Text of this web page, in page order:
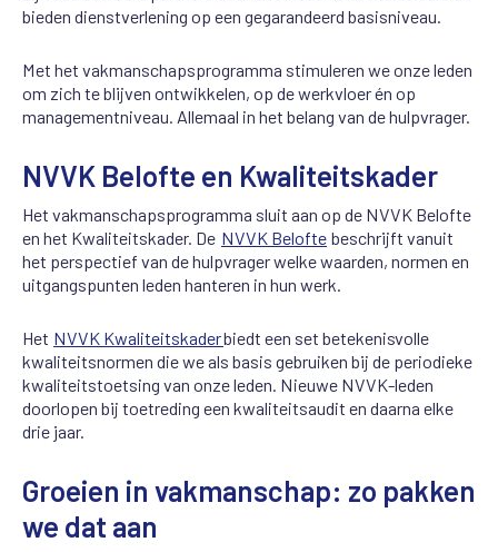
bieden dienstverlening op een gegarandeerd basisniveau.
Met het vakmanschapsprogramma stimuleren we onze leden
om zich te blijven ontwikkelen, op de werkvloer én op
managementniveau. Allemaal in het belang van de hulpvrager.
NVVK Belofte en Kwaliteitskader
Het vakmanschapsprogramma sluit aan op de NVVK Belofte
en het Kwaliteitskader. De NVVK Belofte beschrijft vanuit
het perspectief van de hulpvrager welke waarden, normen en
uitgangspunten leden hanteren in hun werk.
Het NVVK Kwaliteitskaderbiedt een set betekenisvolle
kwaliteitsnormen die we als basis gebruiken bij de periodieke
kwaliteitstoetsing van onze leden. Nieuwe NVVK-leden
doorlopen bij toetreding een kwaliteitsaudit en daarna elke
drie jaar.
Groeien in vakmanschap: zo pakken
we dat aan